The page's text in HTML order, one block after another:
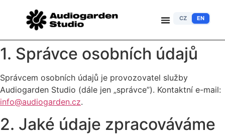
CZ EN
1. Správce osobních údajů
Správcem osobních údajů je provozovatel služby
Audiogarden Studio (dále jen „správce”). Kontaktní e-mail:
info@audiogarden.cz.
2. Jaké údaje zpracováváme